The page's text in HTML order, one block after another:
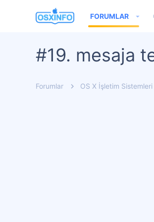
FORUMLAR
#19. mesaja
Forumlar OS X İşletim Sistemleri